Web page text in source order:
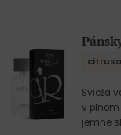
Svieža
v plnom
jemne